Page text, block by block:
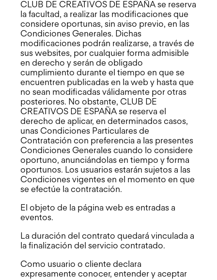
CLUB DE CREATIVOS DE ESPAÑA se reserva
la facultad, a realizar las modificaciones que
considere oportunas, sin aviso previo, en las
Condiciones Generales. Dichas
modificaciones podrán realizarse, a través de
sus websites, por cualquier forma admisible
en derecho y serán de obligado
cumplimiento durante el tiempo en que se
encuentren publicadas en la web y hasta que
no sean modificadas válidamente por otras
posteriores. No obstante, CLUB DE
CREATIVOS DE ESPAÑA se reserva el
derecho de aplicar, en determinados casos,
unas Condiciones Particulares de
Contratación con preferencia a las presentes
Condiciones Generales cuando lo considere
oportuno, anunciándolas en tiempo y forma
oportunos. Los usuarios estarán sujetos a las
Condiciones vigentes en el momento en que
se efectúe la contratación.
El objeto de la página web es entradas a
eventos.
La duración del contrato quedará vinculada a
la finalización del servicio contratado.
Como usuario o cliente declara
expresamente conocer, entender y aceptar